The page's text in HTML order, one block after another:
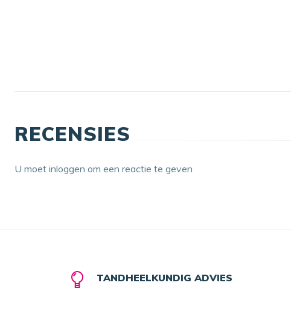
RECENSIES
U moet inloggen om een reactie te geven
TANDHEELKUNDIG ADVIES